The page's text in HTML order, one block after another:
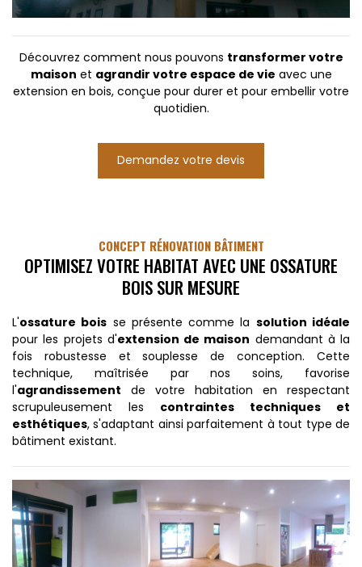
Découvrez comment nous pouvons transformer votre
maison et agrandir votre espace de vie avec une
extension en bois, conçue pour durer et pour embellir votre
quotidien.
Demandez votre devis
CONCEPT RÉNOVATION BÂTIMENT
OPTIMISEZ VOTRE HABITAT AVEC UNE OSSATURE
BOIS SUR MESURE
L'ossature bois se présente comme la solution idéale
pour les projets d'extension de maison demandant à la
fois robustesse et souplesse de conception. Cette
technique, maîtrisée par nos soins, favorise
l'agrandissement de votre habitation en respectant
scrupuleusement les contraintes techniques et
esthétiques, s'adaptant ainsi parfaitement à tout type de
bâtiment existant.